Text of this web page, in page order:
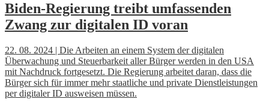
Biden-Regierung treibt umfassenden
Zwang zur digitalen ID voran
22. 08. 2024 | Die Arbeiten an einem System der digitalen
Überwachung und Steuerbarkeit aller Bürger werden in den USA
mit Nachdruck fortgesetzt. Die Regierung arbeitet daran, dass die
Bürger sich für immer mehr staatliche und private Dienstleistungen
per digitaler ID ausweisen müssen.